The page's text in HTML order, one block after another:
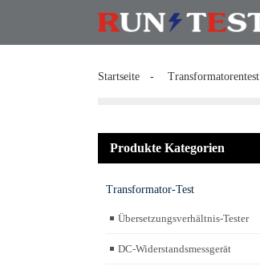
Startseite Transformatorentest
Produkte Kategorien
Transformator-Test
Übersetzungsverhältnis-Tester
DC-Widerstandsmessgerät